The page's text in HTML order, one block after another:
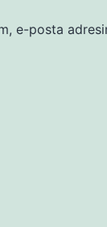
e-posta